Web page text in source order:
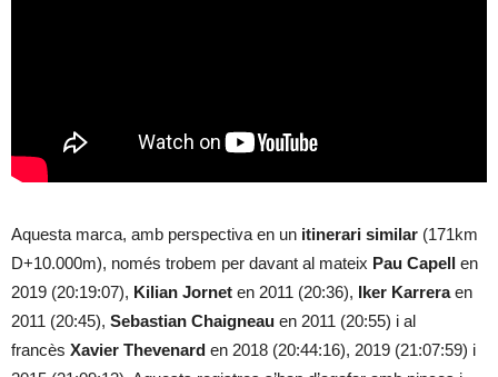
Aquesta marca, amb perspectiva en un itinerari similar (171km
D+10.000m), només trobem per davant al mateix Pau Capell en
2019 (20:19:07), Kilian Jornet en 2011 (20:36), Iker Karreraen
2011 (20:45), Sebastian Chaigneau en 2011 (20:55) i al
francès Xavier Thevenard en 2018 (20:44:16), 2019 (21:07:59) i